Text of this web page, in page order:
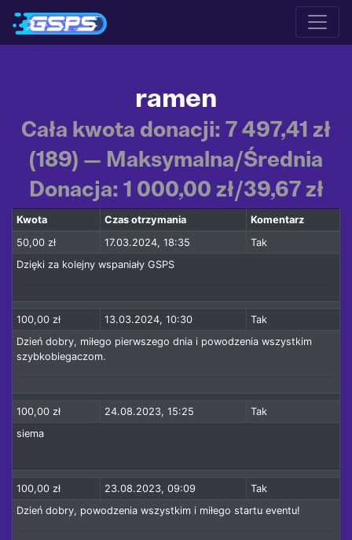
ramen
Cała kwota donacji: 7 497,41 zł
(189) — Maksymalna/Średnia
Donacja: 1 000,00 zł/39,67 zł
Kwota Czas otrzymania
Komentarz
50,00 zł
17.03.2024, 18:35
Tak
Dzięki za kolejny wspaniały GSPS
100,00 zł 13.03.2024, 10:30
Tak
Dzień dobry, miłego pierwszego dnia i powodzenia wszystkim
szybkobiegaczom.
100,00 zł 24.08.2023, 15:25
Tak
siema
100,00 zł 23.08.2023, 09:09
Tak
Dzień dobry, powodzenia wszystkim i miłego startu eventu!